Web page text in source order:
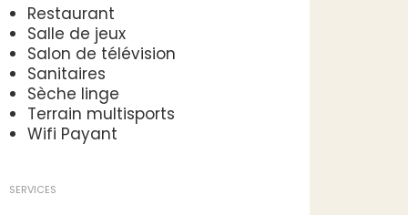
Restaurant
Salle de jeux
Salon de télévision
Sanitaires
Sèche linge
Terrain multisports
Wifi Payant
SERVICES